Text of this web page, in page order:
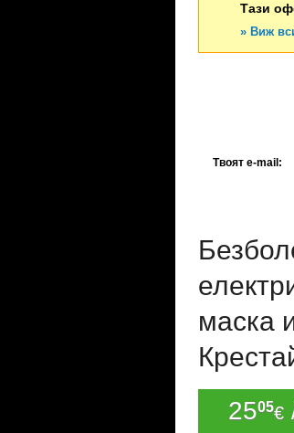
Тази
» Виж
Твоят e-mail:
маска
2505€